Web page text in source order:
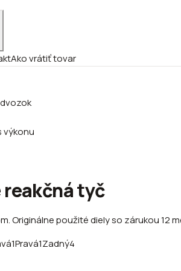
Ako vrátiť tovar
výkonu
tyč
.Originálne použité diely so zárukou 12
1Pravá1Zadný4